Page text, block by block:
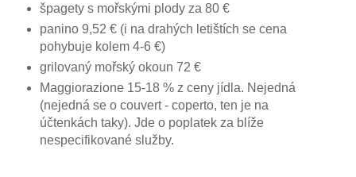
špagety s mořskými plody za 80 €
panino 9,52 € (i na drahých letištích se cena
pohybuje kolem 4-6 €)
grilovaný mořský okoun 72 €
Maggiorazione 15-18 % z ceny jídla. Nejedná
(nejedná se o couvert - coperto, ten je na
účtenkách taky). Jde o poplatek za blíže
nespecifikované služby.